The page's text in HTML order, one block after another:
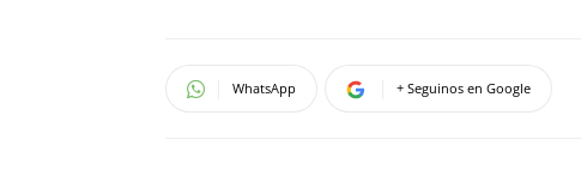
WhatsApp + Seguinos en Google